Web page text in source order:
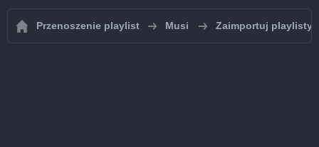
Przenoszenie playlist Musi Zaimportuj playlisty